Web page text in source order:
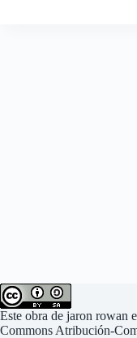
Este obra de jaron rowan
Commons Atribución-